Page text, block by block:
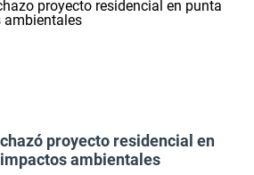
proyecto residencial en
ambientales